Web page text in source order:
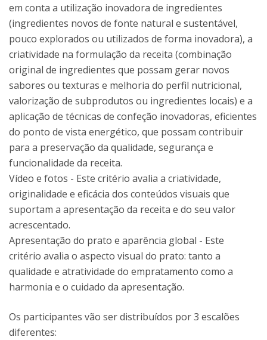
em conta a utilização inovadora de ingredientes
(ingredientes novos de fonte natural e sustentável,
pouco explorados ou utilizados de forma inovadora), a
criatividade na formulação da receita (combinação
original de ingredientes que possam gerar novos
sabores ou texturas e melhoria do perfil nutricional,
valorização de subprodutos ou ingredientes locais) e a
aplicação de técnicas de confeção inovadoras, eficientes
do ponto de vista energético, que possam contribuir
para a preservação da qualidade, segurança e
funcionalidade da receita.
Vídeo e fotos - Este critério avalia a criatividade,
originalidade e eficácia dos conteúdos visuais que
suportam a apresentação da receita e do seu valor
acrescentado.
Apresentação do prato e aparência global - Este
critério avalia o aspecto visual do prato: tanto a
qualidade e atratividade do empratamento como a
harmonia e o cuidado da apresentação.
Os participantes vão ser distribuídos por 3 escalões
diferentes: